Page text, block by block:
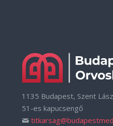
1135 Budapest, Szent
51-es kapucsengő